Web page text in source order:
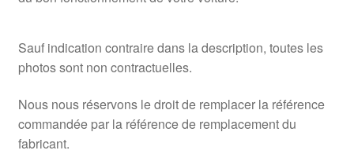
Sauf indication contraire dans la description, toutes les
photos sont non contractuelles.
Nous nous réservons le droit de remplacer la référence
commandée par la référence de remplacement du
fabricant.